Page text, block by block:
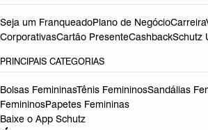
Seja um FranqueadoPlano de NegócioCarreira
CorporativasCartão PresenteCashbackSchutz
PRINCIPAIS CATEGORIAS
Bolsas FemininasTênis FemininosSandálias
FemininosPapetes Femininas
Baixe o App Schutz